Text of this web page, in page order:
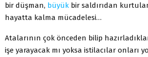
bir düşman, büyük bir saldırıdan
hayatta kalma mücadelesi…
Atalarının çok önceden bilip
işe yarayacak mı yoksa istilacılar onları